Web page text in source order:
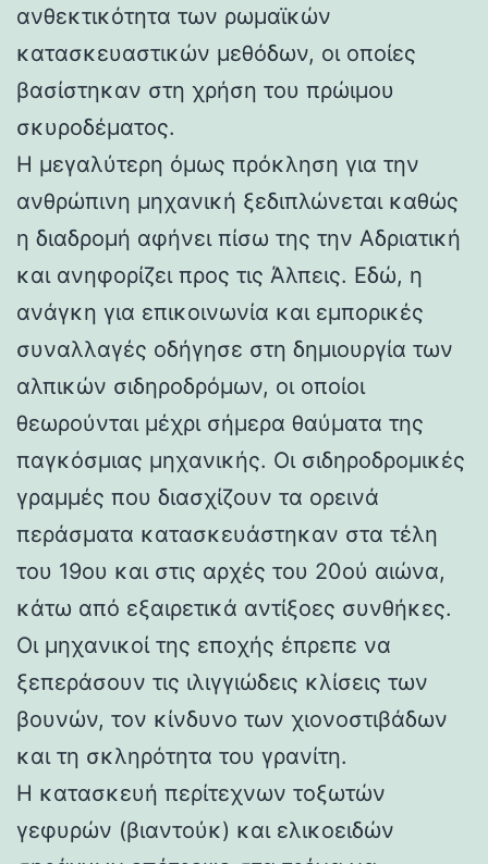
ανθεκτικότητα των ρωμαϊκών
κατασκευαστικών μεθόδων, οι οποίες
βασίστηκαν στη χρήση του πρώιμου
σκυροδέματος.
Η μεγαλύτερη όμως πρόκληση για την
ανθρώπινη μηχανική ξεδιπλώνεται καθώς
η διαδρομή αφήνει πίσω της την Αδριατική
και ανηφορίζει προς τις Άλπεις. Εδώ, η
ανάγκη για επικοινωνία και εμπορικές
συναλλαγές οδήγησε στη δημιουργία των
αλπικών σιδηροδρόμων, οι οποίοι
θεωρούνται μέχρι σήμερα θαύματα της
παγκόσμιας μηχανικής. Οι σιδηροδρομικές
γραμμές που διασχίζουν τα ορεινά
περάσματα κατασκευάστηκαν στα τέλη
του 19ου και στις αρχές του 20ού αιώνα,
κάτω από εξαιρετικά αντίξοες συνθήκες.
Οι μηχανικοί της εποχής έπρεπε να
ξεπεράσουν τις ιλιγγιώδεις κλίσεις των
βουνών, τον κίνδυνο των χιονοστιβάδων
και τη σκληρότητα του γρανίτη.
Η κατασκευή περίτεχνων τοξωτών
γεφυρών (βιαντούκ) και ελικοειδών